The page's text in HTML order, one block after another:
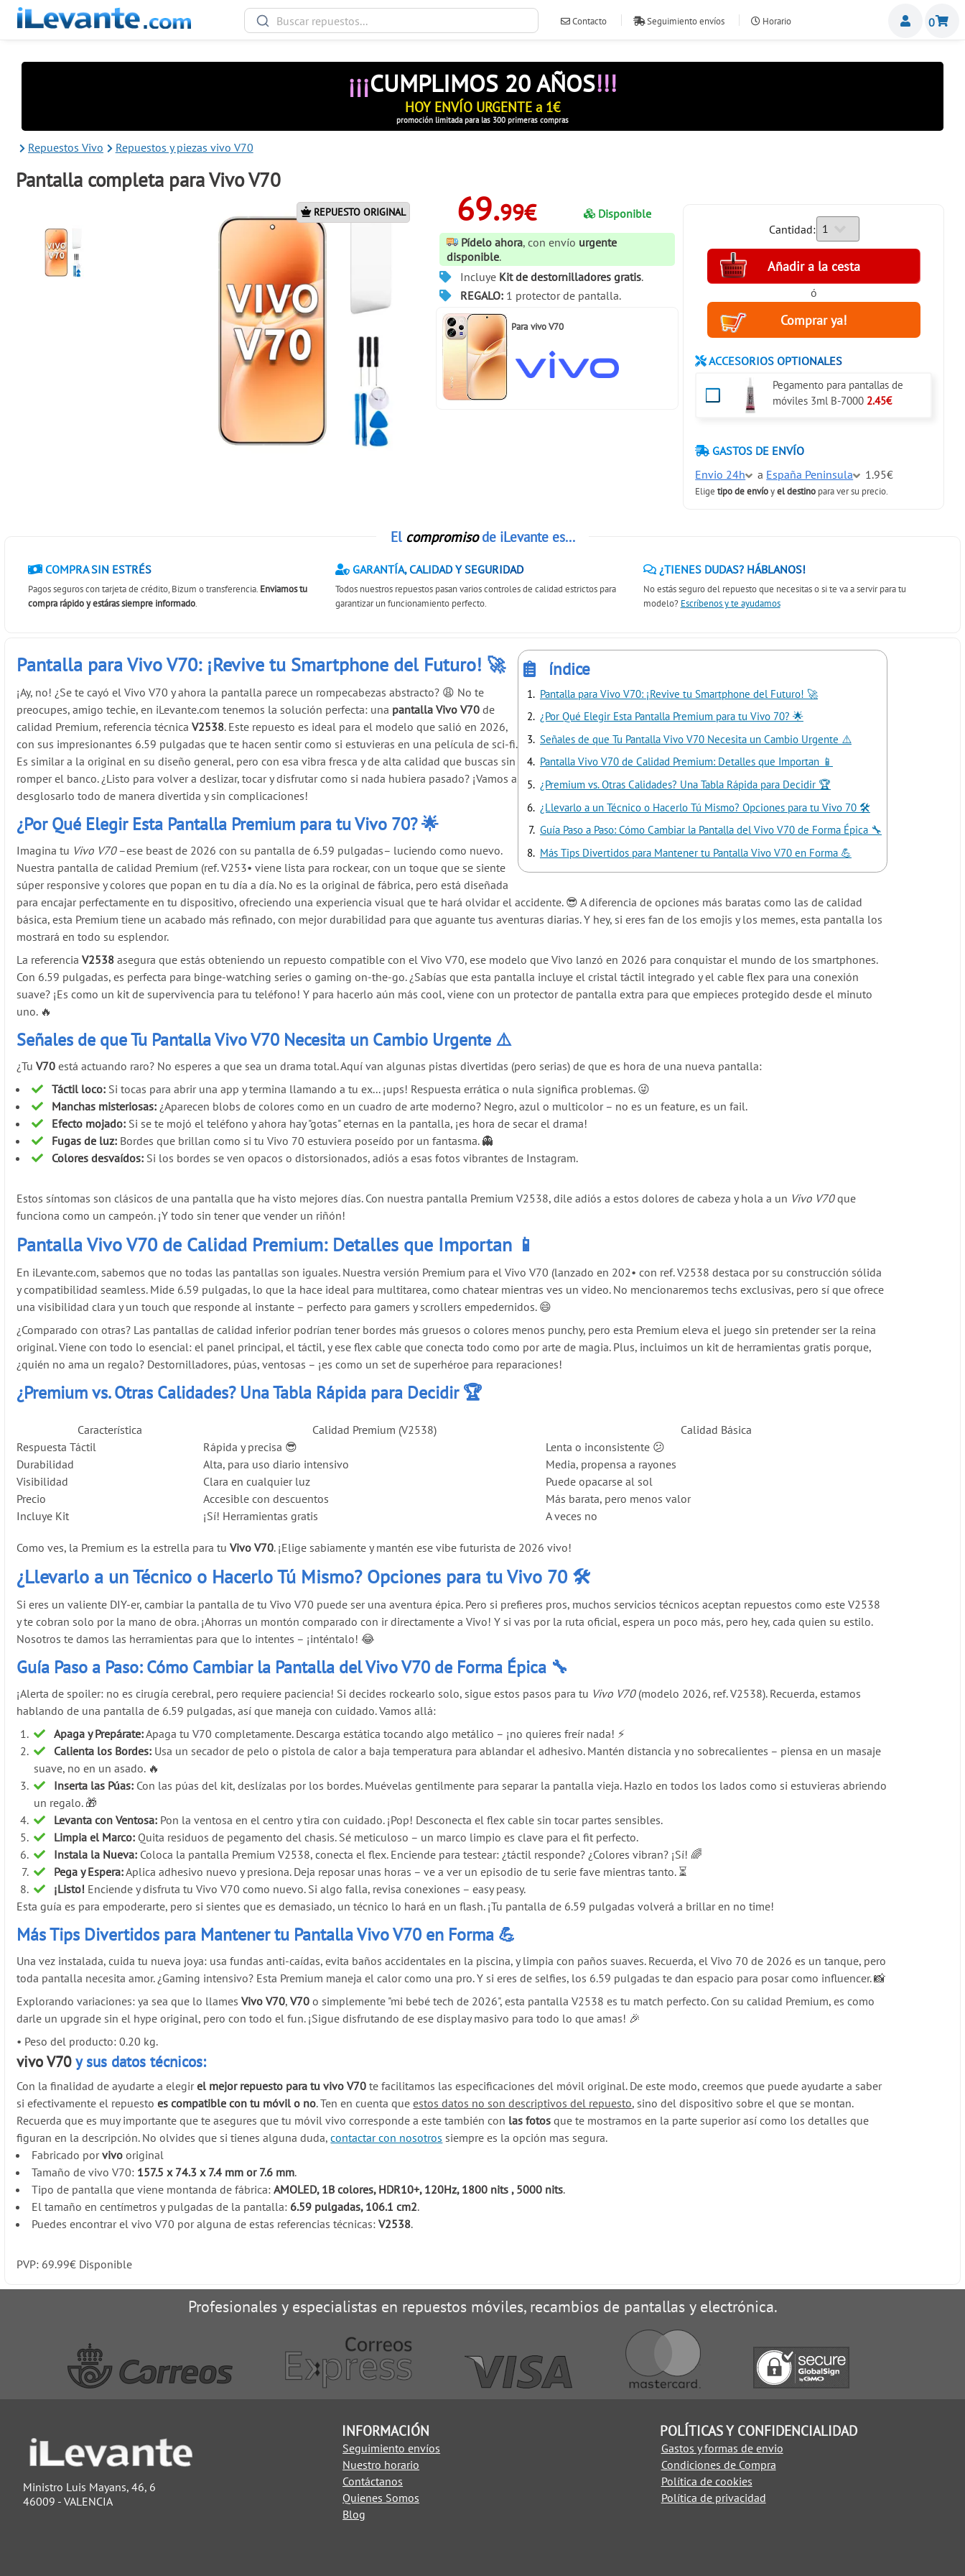
Contacto Seguimiento envíos Horario
ventas@ilevante.com
0
¡¡¡CUMPLIMOS 20 AÑOS!!!
HOY ENVÍO URGENTE a 1€
promoción limitada para las 300 primeras compras
Repuestos Vivo Repuestos y piezas vivo V70
Pantalla completa para Vivo V70
REPUESTO ORIGINAL 69.99€
Disponible
Pídelo ahora, con envío urgente
disponible.
Incluye Kit de destornilladores gratis.
REGALO:1 protector de pantalla.
Para vivo V70
Cantidad:
ó
ACCESORIOS OPTIONALES
Pegamento para pantallas de
móviles 3ml B-7000 2.45€
GASTOS DE ENVÍO
Envio 24h
a España Peninsula 1.95€
Eligetipo de envíoyel destino para ver su precio.
El compromisode iLevante es...
COMPRA SIN ESTRÉS
Pagos seguros con tarjeta de crédito, Bizum o transferencia. Enviamos tu
compra rápido y estáras siempre informado.
GARANTÍA, CALIDAD Y SEGURIDAD
Todos nuestros repuestos pasan varios controles de calidad estrictos para
garantizar un funcionamiento perfecto.
¿TIENES DUDAS? HÁBLANOS!
No estás seguro del repuesto que necesitas o si te va a servir para tu
modelo? Escríbenos y te ayudamos
índice
Pantalla para Vivo V70: ¡Revive tu Smartphone del Futuro! 🚀
¿Por Qué Elegir Esta Pantalla Premium para tu Vivo 70? 🌟
Señales de que Tu Pantalla Vivo V70 Necesita un Cambio Urgente ⚠️
Pantalla Vivo V70 de Calidad Premium: Detalles que Importan 📱
¿Premium vs. Otras Calidades? Una Tabla Rápida para Decidir 🏆
¿Llevarlo a un Técnico o Hacerlo Tú Mismo? Opciones para tu Vivo 70 🛠️
Guía Paso a Paso: Cómo Cambiar la Pantalla del Vivo V70 de Forma Épica 🔧
Más Tips Divertidos para Mantener tu Pantalla Vivo V70 en Forma 💪
Pantalla para Vivo V70: ¡Revive tu Smartphone del Futuro! 🚀
¡Ay, no! ¿Se te cayó el Vivo V70 y ahora la pantalla parece un rompecabezas abstracto? 😩 No te
preocupes, amigo techie, en iLevante.com tenemos la solución perfecta: una pantalla Vivo V70 de
calidad Premium, referencia técnicaV2538. Este repuesto es ideal para el modelo que salió en 2026,
con sus impresionantes 6.59 pulgadas que te hacen sentir como si estuvieras en una película de sci-fi.
Es similar a la original en su diseño general, pero con esa vibra fresca y de alta calidad que buscas sin
romper el banco. ¿Listo para volver a deslizar, tocar y disfrutar como si nada hubiera pasado? ¡Vamos a
desglosarlo todo de manera divertida y sin complicaciones!
¿Por Qué Elegir Esta Pantalla Premium para tu Vivo 70? 🌟
Imagina tu Vivo V70–ese beast de 2026 con su pantalla de 6.59 pulgadas– luciendo como nuevo.
Nuestra pantalla de calidad Premium (ref. V253• viene lista para rockear, con un toque que se siente
súper responsive y colores que popan en tu día a día. No es la original de fábrica, pero está diseñada
para encajar perfectamente en tu dispositivo, ofreciendo una experiencia visual que te hará olvidar el accidente. 😎 A diferencia de opciones más baratas como las de calidad
básica, esta Premium tiene un acabado más refinado, con mejor durabilidad para que aguante tus aventuras diarias. Y hey, si eres fan de los emojis y los memes, esta pantalla los
mostrará en todo su esplendor.
La referenciaV2538 asegura que estás obteniendo un repuesto compatible con el Vivo V70, ese modelo que Vivo lanzó en 2026 para conquistar el mundo de los smartphones.
Con 6.59 pulgadas, es perfecta para binge-watching series o gaming on-the-go. ¿Sabías que esta pantalla incluye el cristal táctil integrado y el cable flex para una conexión
suave? ¡Es como un kit de supervivencia para tu teléfono! Y para hacerlo aún más cool, viene con un protector de pantalla extra para que empieces protegido desde el minuto
uno. 🔥
Señales de que Tu Pantalla Vivo V70 Necesita un Cambio Urgente ⚠️
¿TuV70 está actuando raro? No esperes a que sea un drama total. Aquí van algunas pistas divertidas (pero serias) de que es hora de una nueva pantalla:
Táctil loco: Si tocas para abrir una app y termina llamando a tu ex... ¡ups! Respuesta errática o nula significa problemas. 😜
Manchas misteriosas: ¿Aparecen blobs de colores como en un cuadro de arte moderno? Negro, azul o multicolor – no es un feature, es un fail.
Efecto mojado: Si se te mojó el teléfono y ahora hay "gotas" eternas en la pantalla, ¡es hora de secar el drama!
Fugas de luz: Bordes que brillan como si tu Vivo 70 estuviera poseído por un fantasma. 👻
Colores desvaídos: Si los bordes se ven opacos o distorsionados, adiós a esas fotos vibrantes de Instagram.
Estos síntomas son clásicos de una pantalla que ha visto mejores días. Con nuestra pantalla Premium V2538, dile adiós a estos dolores de cabeza y hola a un Vivo V70que
funciona como un campeón. ¡Y todo sin tener que vender un riñón!
Pantalla Vivo V70 de Calidad Premium: Detalles que Importan 📱
En iLevante.com, sabemos que no todas las pantallas son iguales. Nuestra versión Premium para el Vivo V70 (lanzado en 202• con ref. V2538 destaca por su construcción sólida
y compatibilidad seamless. Mide 6.59 pulgadas, lo que la hace ideal para multitarea, como chatear mientras ves un video. No mencionaremos techs exclusivas, pero sí que ofrece
una visibilidad clara y un touch que responde al instante – perfecto para gamers y scrollers empedernidos. 😄
¿Comparado con otras? Las pantallas de calidad inferior podrían tener bordes más gruesos o colores menos punchy, pero esta Premium eleva el juego sin pretender ser la reina
original. Viene con todo lo esencial: el panel principal, el táctil, y ese flex cable que conecta todo como por arte de magia. Plus, incluimos un kit de herramientas gratis porque,
¿quién no ama un regalo? Destornilladores, púas, ventosas – ¡es como un set de superhéroe para reparaciones!
¿Premium vs. Otras Calidades? Una Tabla Rápida para Decidir 🏆
Característica Calidad Premium (V2538)
Calidad Básica
Respuesta Táctil
Rápida y precisa 😎
Lenta o inconsistente 😕
Durabilidad
Alta, para uso diario intensivo
Media, propensa a rayones
Visibilidad
Clara en cualquier luz
Puede opacarse al sol
Precio
Accesible con descuentos
Más barata, pero menos valor
Incluye Kit
¡Sí! Herramientas gratis A veces no
Como ves, la Premium es la estrella para tuVivo V70. ¡Elige sabiamente y mantén ese vibe futurista de 2026 vivo!
¿Llevarlo a un Técnico o Hacerlo Tú Mismo? Opciones para tu Vivo 70 🛠️
Si eres un valiente DIY-er, cambiar la pantalla de tu Vivo V70 puede ser una aventura épica. Pero si prefieres pros, muchos servicios técnicos aceptan repuestos como este V2538
y te cobran solo por la mano de obra. ¡Ahorras un montón comparado con ir directamente a Vivo! Y si vas por la ruta oficial, espera un poco más, pero hey, cada quien su estilo.
Nosotros te damos las herramientas para que lo intentes – ¡inténtalo! 😂
Guía Paso a Paso: Cómo Cambiar la Pantalla del Vivo V70 de Forma Épica 🔧
¡Alerta de spoiler: no es cirugía cerebral, pero requiere paciencia! Si decides rockearlo solo, sigue estos pasos para tu Vivo V70(modelo 2026, ref. V2538). Recuerda, estamos
hablando de una pantalla de 6.59 pulgadas, así que maneja con cuidado. Vamos allá:
Apaga y Prepárate:Apaga tu V70 completamente. Descarga estática tocando algo metálico – ¡no quieres freír nada! ⚡
Calienta los Bordes: Usa un secador de pelo o pistola de calor a baja temperatura para ablandar el adhesivo. Mantén distancia y no sobrecalientes – piensa en un masaje
suave, no en un asado. 🔥
Inserta las Púas: Con las púas del kit, deslízalas por los bordes. Muévelas gentilmente para separar la pantalla vieja. Hazlo en todos los lados como si estuvieras abriendo
un regalo. 🎁
Levanta con Ventosa: Pon la ventosa en el centro y tira con cuidado. ¡Pop! Desconecta el flex cable sin tocar partes sensibles.
Limpia el Marco: Quita residuos de pegamento del chasis. Sé meticuloso – un marco limpio es clave para el fit perfecto.
Instala la Nueva: Coloca la pantalla Premium V2538, conecta el flex. Enciende para testear: ¿táctil responde? ¿Colores vibran? ¡Sí! 🌈
Pega y Espera:Aplica adhesivo nuevo y presiona. Deja reposar unas horas – ve a ver un episodio de tu serie fave mientras tanto. ⏳
¡Listo! Enciende y disfruta tu Vivo V70 como nuevo. Si algo falla, revisa conexiones – easy peasy.
Esta guía es para empoderarte, pero si sientes que es demasiado, un técnico lo hará en un flash. ¡Tu pantalla de 6.59 pulgadas volverá a brillar en no time!
Más Tips Divertidos para Mantener tu Pantalla Vivo V70 en Forma 💪
Una vez instalada, cuida tu nueva joya: usa fundas anti-caídas, evita baños accidentales en la piscina, y limpia con paños suaves. Recuerda, el Vivo 70 de 2026 es un tanque, pero
toda pantalla necesita amor. ¿Gaming intensivo? Esta Premium maneja el calor como una pro. Y si eres de selfies, los 6.59 pulgadas te dan espacio para posar como influencer. 📸
Explorando variaciones: ya sea que lo llamesVivo V70,V70 o simplemente "mi bebé tech de 2026", esta pantalla V2538 es tu match perfecto. Con su calidad Premium, es como
darle un upgrade sin el hype original, pero con todo el fun. ¡Sigue disfrutando de ese display masivo para todo lo que amas! 🎉
• Peso del producto: 0.20 kg.
vivo V70y sus datos técnicos:
Con la finalidad de ayudarte a elegirel mejor repuesto para tu vivo V70 te facilitamos las especificaciones del móvil original. De este modo, creemos que puede ayudarte a saber
si efectivamente el repuestoes compatible con tu móvil o no. Ten en cuenta queestos datos no son descriptivos del repuesto, sino del dispositivo sobre el que se montan.
Recuerda que es muy importante que te asegures que tu móvil vivo corresponde a este también con las fotos que te mostramos en la parte superior así como los detalles que
figuran en la descripción. No olvides que si tienes alguna duda,contactar con nosotros siempre es la opción mas segura.
Fabricado porvivo original
Tamaño de vivo V70: 157.5 x 74.3 x 7.4 mm or 7.6 mm.
Tipo de pantalla que viene montanda de fábrica:AMOLED, 1B colores, HDR10+, 120Hz, 1800 nits , 5000 nits.
El tamaño en centímetros y pulgadas de la pantalla: 6.59 pulgadas, 106.1 cm2.
Puedes encontrar el vivo V70 por alguna de estas referencias técnicas:V2538.
PVP: 69.99€ Disponible
Profesionales y especialistas en repuestos móviles, recambios de pantallas y electrónica.
Ministro Luis Mayans, 46, 6
46009 - VALENCIA
INFORMACIÓN
Seguimiento envíos
Nuestro horario
Contáctanos
Quienes Somos
Blog
POLÍTICAS Y CONFIDENCIALIDAD
Gastos y formas de envio
Condiciones de Compra
Política de cookies
Política de privacidad